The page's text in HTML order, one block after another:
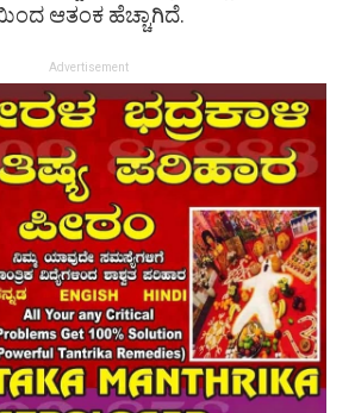
ಆತಂಕ ಹೆಚ್ಚಾಗಿದೆ.
Advertisement